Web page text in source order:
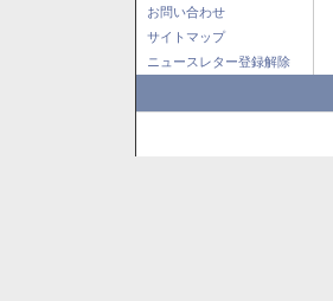
お問い合わせ
サイトマップ
ニュースレター登録解除